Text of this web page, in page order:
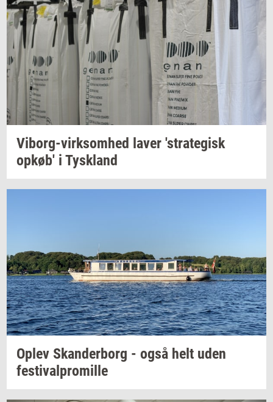
Viborg-​virksomhed laver 'stra­te­gisk
opkøb' i Tys­kland
Oplev Skan­der­borg - også helt uden
festi­val­pro­mil­le